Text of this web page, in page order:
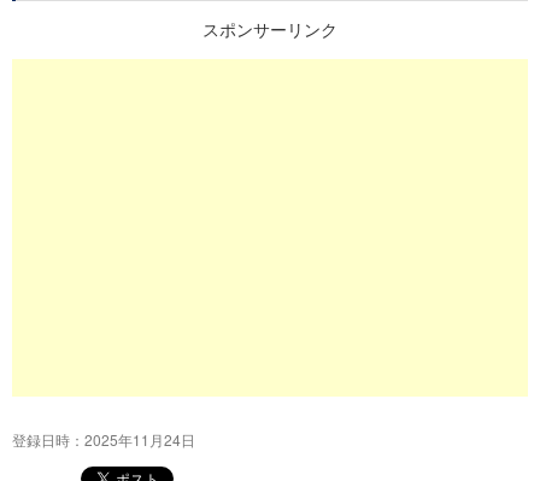
スポンサーリンク
登録日時：2025年11月24日